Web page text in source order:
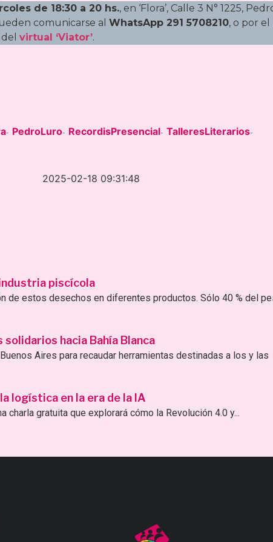
de 18:30 a 20 hs., en ‘Flora’, Calle 3 N° 1225,
comunicarse al WhatsApp 291 5708210, o por el
virtual ‘Viator’.
- PedroLuro- RecordisPresencial- TalleresLiterarios-
2025-02-18 09:31:48
piscícola
de estos desechos en diferentes productos. Sólo 40 % del
hacia Bahía Blanca
Aires para recaudar herramientas destinadas a los y las
logística en la era de la IA
charla gratuita que explorará cómo la Revolución 4.0 y...